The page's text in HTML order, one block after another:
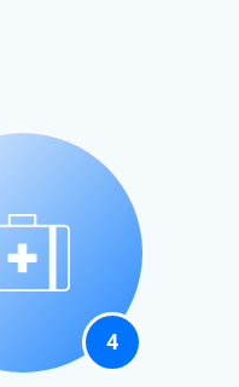
4